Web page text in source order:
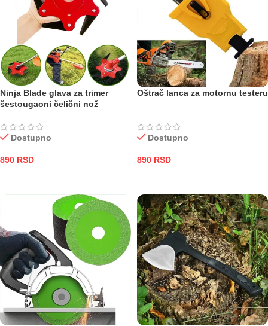
Ninja Blade glava za trimer
šestougaoni čelični nož
Dostupno
890 RSD
Oštrač lanca za motornu testeru
Dostupno
890 RSD